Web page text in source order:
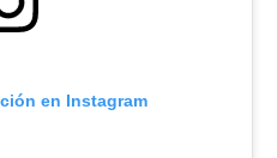
en Instagram